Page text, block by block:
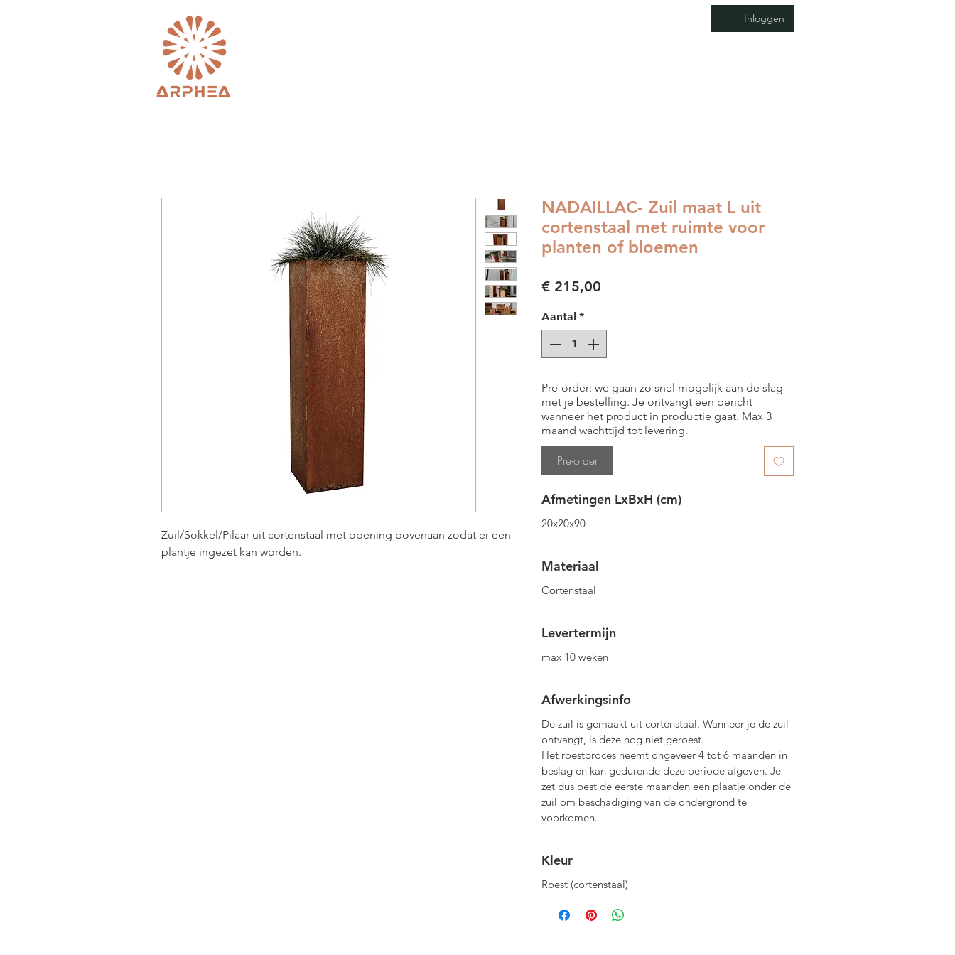
Inloggen
Zuil/Sokkel/Pilaar uit cortenstaal met opening bovenaan zodat er een
plantje ingezet kan worden.
NADAILLAC- Zuil maat L uit
cortenstaal met ruimte voor
planten of bloemen
€ 215,00
Aantal *
Pre-order: we gaan zo snel mogelijk aan de slag
met je bestelling. Je ontvangt een bericht
wanneer het product in productie gaat. Max 3
maand wachttijd tot levering.
Pre-order
Afmetingen LxBxH (cm)
20x20x90
Materiaal
Cortenstaal
Levertermijn
max 10 weken
Afwerkingsinfo
De zuil is gemaakt uit cortenstaal. Wanneer je de zuil
ontvangt, is deze nog niet geroest.
Het roestproces neemt ongeveer 4 tot 6 maanden in
beslag en kan gedurende deze periode afgeven. Je
zet dus best de eerste maanden een plaatje onder de
zuil om beschadiging van de ondergrond te
voorkomen.
Kleur
Roest (cortenstaal)